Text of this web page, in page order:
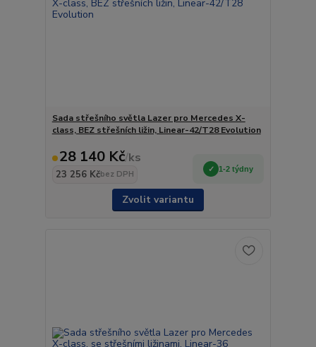
Sada střešního světla Lazer pro Mercedes X-
class, BEZ střešních ližin, Linear-42/T28 Evolution
28 140 Kč/ks
23 256 Kčbez DPH
1-2 týdny
Zvolit variantu